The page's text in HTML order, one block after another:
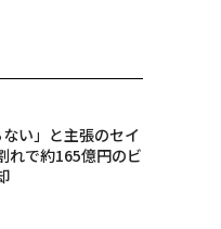
ない」と主張のセイ
れで約165億円のビ